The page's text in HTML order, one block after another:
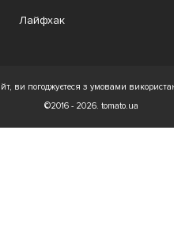
Лайфхак
ви погоджуєтеся з умовами
©2016 - 2026. tomato.ua